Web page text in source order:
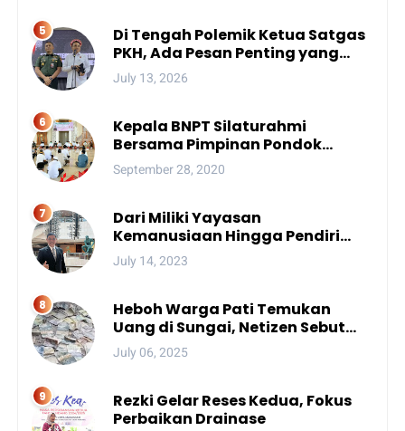
Di Tengah Polemik Ketua Satgas
PKH, Ada Pesan Penting yang
Ditegaskan ke Publik
July 13, 2026
Kepala BNPT Silaturahmi
Bersama Pimpinan Pondok
Pesantren Se-Sulsel
September 28, 2020
Dari Miliki Yayasan
Kemanusiaan Hingga Pendiri
Unhan, Begini Profil Bro Rivai
Putra Sulsel Yang Promosi
July 14, 2023
Heboh Warga Pati Temukan
Uang di Sungai, Netizen Sebut
Fenomena Aneh
July 06, 2025
Rezki Gelar Reses Kedua, Fokus
Perbaikan Drainase